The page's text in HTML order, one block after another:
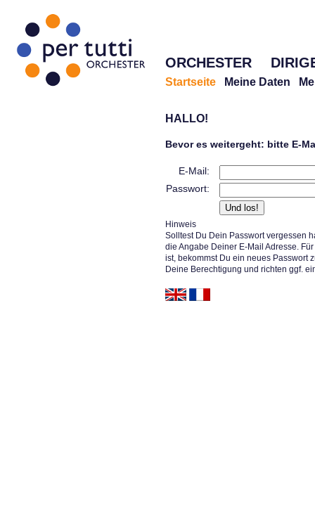
ORCHESTER
Startseite Meine Daten
HALLO!
Bevor es weitergeht: bitte E-
E-Mail:
Passwort:
Hinweis
Solltest Du Dein Passwort vergessen
die Angabe Deiner E-Mail Adresse.
ist, bekommst Du ein neues Passwort
Deine Berechtigung und richten ggf.